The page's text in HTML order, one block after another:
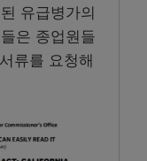
유급병가의
은 종업원들
류를 요청해